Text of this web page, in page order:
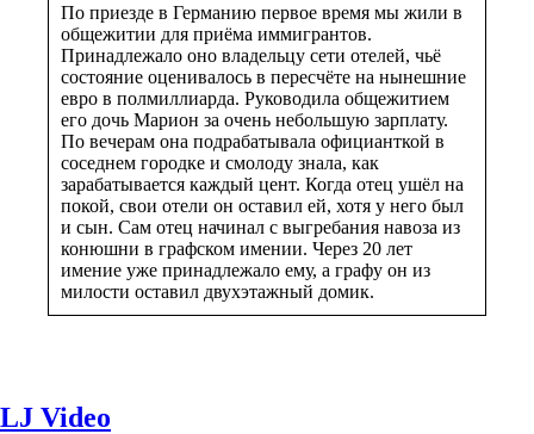
По приезде в Германию первое время мы жили в
общежитии для приёма иммигрантов.
Принадлежало оно владельцу сети отелей, чьё
состояние оценивалось в пересчёте на нынешние
евро в полмиллиарда. Руководила общежитием
его дочь Марион за очень небольшую зарплату.
По вечерам она подрабатывала официанткой в
соседнем городке и смолоду знала, как
зарабатывается каждый цент. Когда отец ушёл на
покой, свои отели он оставил ей, хотя у него был
и сын. Сам отец начинал с выгребания навоза из
конюшни в графском имении. Через 20 лет
имение уже принадлежало ему, а графу он из
милости оставил двухэтажный домик.
LJ Video